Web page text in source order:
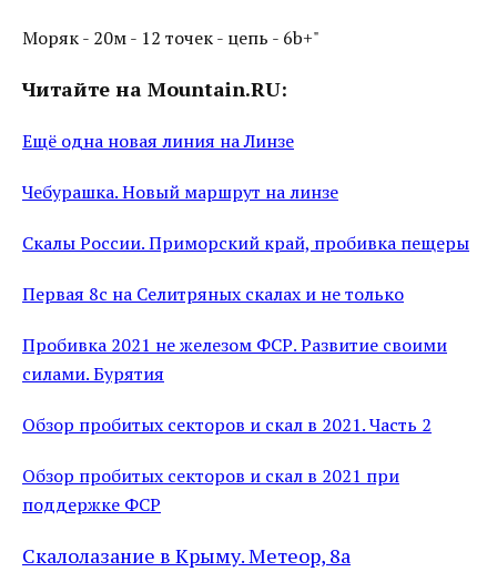
Моряк - 20м - 12 точек - цепь - 6b+"
Читайте на Mountain.RU:
Ещё одна новая линия на Линзе
Чебурашка. Новый маршрут на линзе
Скалы России. Приморский край, пробивка пещеры
Первая 8с на Селитряных скалах и не только
Пробивка 2021 не железом ФСР. Развитие своими
силами. Бурятия
Обзор пробитых секторов и скал в 2021. Часть 2
Обзор пробитых секторов и скал в 2021 при
поддержке ФСР
Скалолазание в Крыму. Метеор, 8а